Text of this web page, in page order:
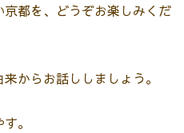
都を、どうぞお楽しみくだ
からお話ししましょう。
。